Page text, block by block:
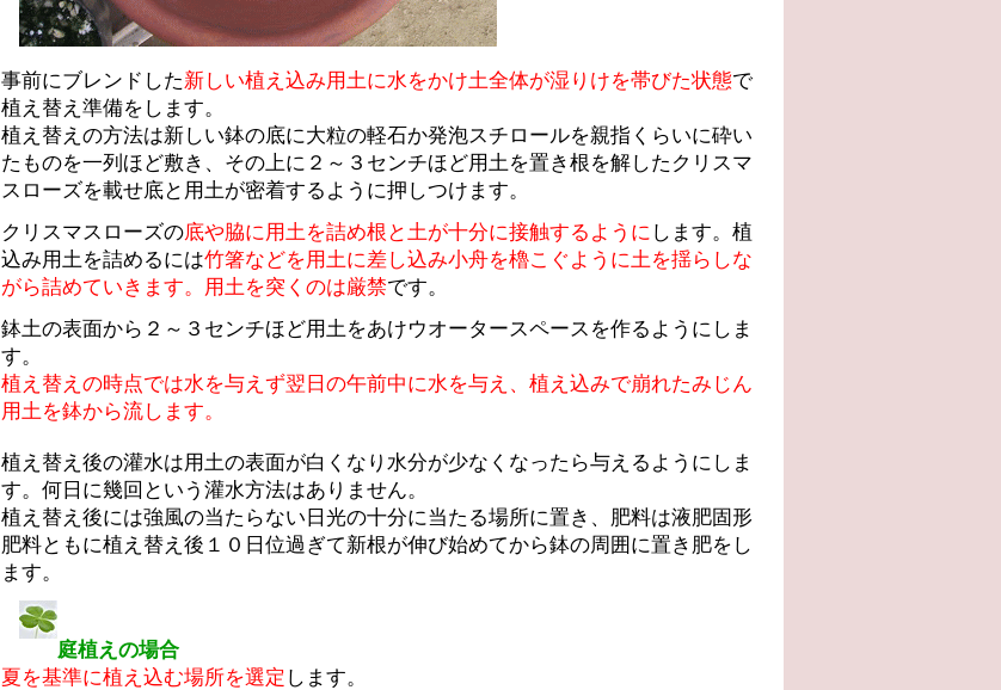
事前にブレンドした新しい植え込み用土に水をかけ土全体が湿りけを帯びた状態で
植え替え準備をします。
植え替えの方法は新しい鉢の底に大粒の軽石か発泡スチロールを親指くらいに砕い
たものを一列ほど敷き、その上に２～３センチほど用土を置き根を解したクリスマ
スローズを載せ底と用土が密着するように押しつけます。
クリスマスローズの底や脇に用土を詰め根と土が十分に接触するように します。植
込み用土を詰めるには竹箸などを用土に差し込み小舟を櫓こぐように土を揺らしな
がら詰めていきます。用土を突くのは厳禁です。
鉢土の表面から２～３センチほど用土をあけウオータースペースを作るようにしま
す。
植え替えの時点では水を与えず翌日の午前中に水を与え、植え込みで崩れたみじん
用土を鉢から流します。
植え替え後の灌水は用土の表面が白くなり水分が少なくなったら与えるようにしま
す。何日に幾回という灌水方法はありません。
植え替え後には強風の当たらない日光の十分に当たる場所に置き、肥料は液肥固形
肥料ともに植え替え後１０日位過ぎて新根が伸び始めてから鉢の周囲に置き肥をし
ます。
庭植えの場合
夏を基準に植え込む場所を選定 します。